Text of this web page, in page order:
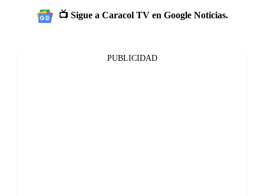
📺 Sigue a Caracol TV en Google Noticias.
PUBLICIDAD